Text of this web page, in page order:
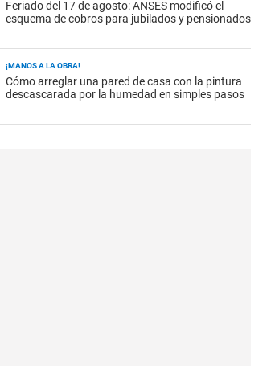
Feriado del 17 de agosto: ANSES modificó el
esquema de cobros para jubilados y pensionados
¡MANOS A LA OBRA!
Cómo arreglar una pared de casa con la pintura
descascarada por la humedad en simples pasos